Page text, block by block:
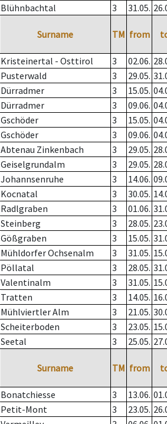
Blühnbachtal 3 31.05.
Surname TM from
Kristeinertal - Osttirol 3 02.06.
Pusterwald 3 29.05.
Dürradmer 3 15.05.
Dürradmer 3 09.06.
Gschöder 3 15.05.
Gschöder 3 09.06.
Abtenau Zinkenbach 3 29.05.
Geiselgrundalm 3 29.05.
Johannsenruhe 3 14.06.
Kocnatal 3 30.05.
Radlgraben 3 01.06.
Steinberg 3 28.05.
Gößgraben 3 15.05.
Mühldorfer Ochsenalm 3 31.05.
Pöllatal 3 28.05.
Valentinalm 3 31.05.
Tratten 3 14.05.
Mühlviertler Alm 3 21.05.
Scheiterboden 3 23.05.
Seetal 3 25.05.
Surname TM from
Bonatchiesse 3 13.06.
Petit-Mont 3 23.05.